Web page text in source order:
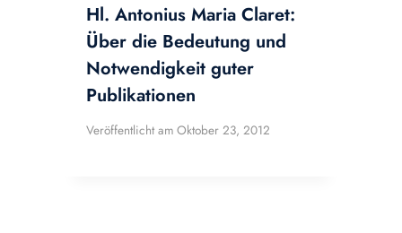
Hl. Antonius Maria Claret:
Über die Bedeutung und
Notwendigkeit guter
Publikationen
Veröffentlicht am Oktober 23, 2012